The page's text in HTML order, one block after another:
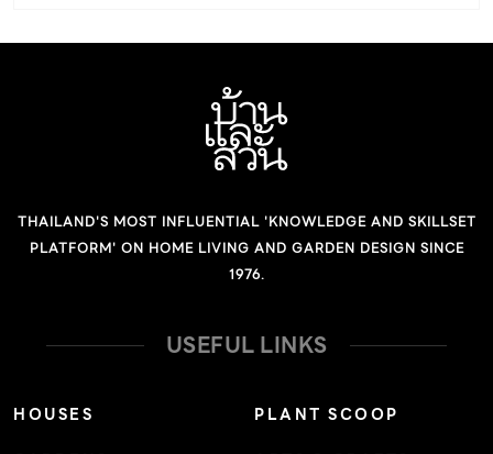
รองรับน้ำหนัก 3. เลือกอุปกรณ์ยึดให้เหมาะสม พุกเหล็ก:
เหมาะกับผนังคอนกรีตและอิฐมอญ รองรับน้ำหนักได้ดีมาก
พุกพลาสติก: ใช้กับผนังปูนทั่วไป […]
THAILAND'S MOST INFLUENTIAL 'KNOWLEDGE AND SKILLSET
PLATFORM' ON HOME LIVING AND GARDEN DESIGN SINCE
1976.
USEFUL LINKS
HOUSES
PLANT SCOOP